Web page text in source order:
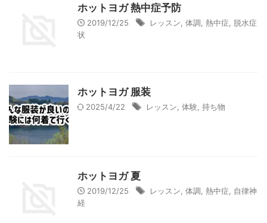
ホットヨガ 熱中症予防
2019/12/25 レッスン 体調 熱中症
脱水症
状
ホットヨガ 服装
2025/4/22 レッスン 体験 持ち物
ホットヨガ 夏
2019/12/25 レッスン 体調 熱中症
自律神
経